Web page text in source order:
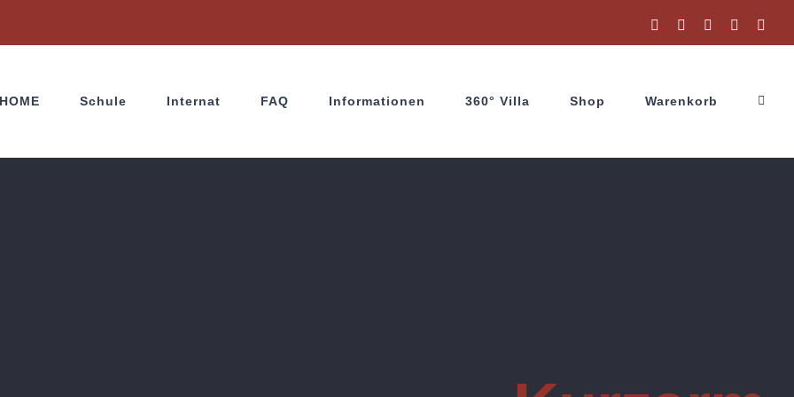
FacebookInstagram YouTube
HOME Schule Internat FAQ Informationen 360° Villa Shop Warenkorb